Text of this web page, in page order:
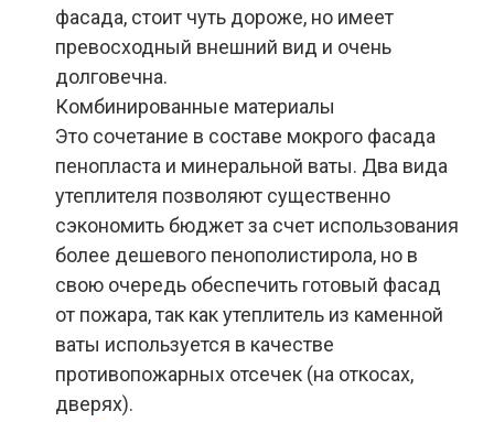
фасада, стоит чуть дороже, но имеет
превосходный внешний вид и очень
долговечна.
Комбинированные материалы
Это сочетание в составе мокрого фасада
пенопласта и минеральной ваты. Два вида
утеплителя позволяют существенно
сэкономить бюджет за счет использования
более дешевого пенополистирола, но в
свою очередь обеспечить готовый фасад
от пожара, так как утеплитель из каменной
ваты используется в качестве
противопожарных отсечек (на откосах,
дверях).